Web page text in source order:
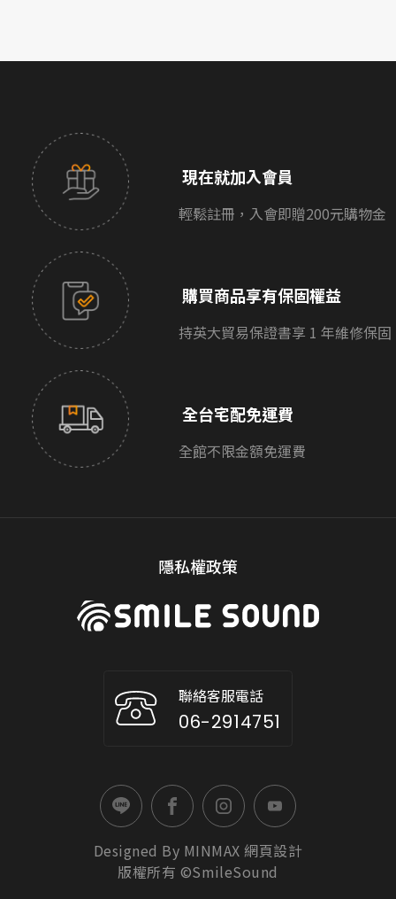
現在就加入會員
輕鬆註冊，入會即贈200元購物金
購買商品享有保固權益
持英大貿易保證書享 1 年維修保固
全台宅配免運費
全館不限金額免運費
隱私權政策
聯絡客服電話
06-2914751
Designed By MINMAX 網頁設計
版權所有 ©SmileSound